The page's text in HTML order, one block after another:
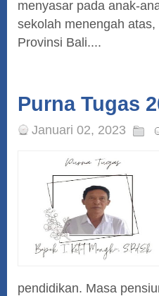
menyasar pada anak-
sekolah menengah
Provinsi Bali....
Purna Tugas
Januari 02, 2023
pendidikan. Masa